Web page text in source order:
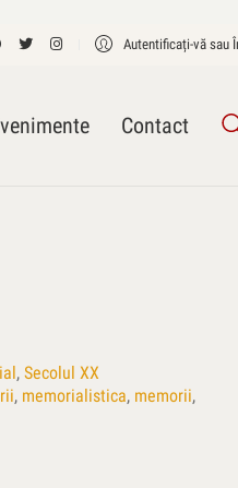
Autentificați-vă sau
Contact
, Secolul XX
, memorialistica, memorii,